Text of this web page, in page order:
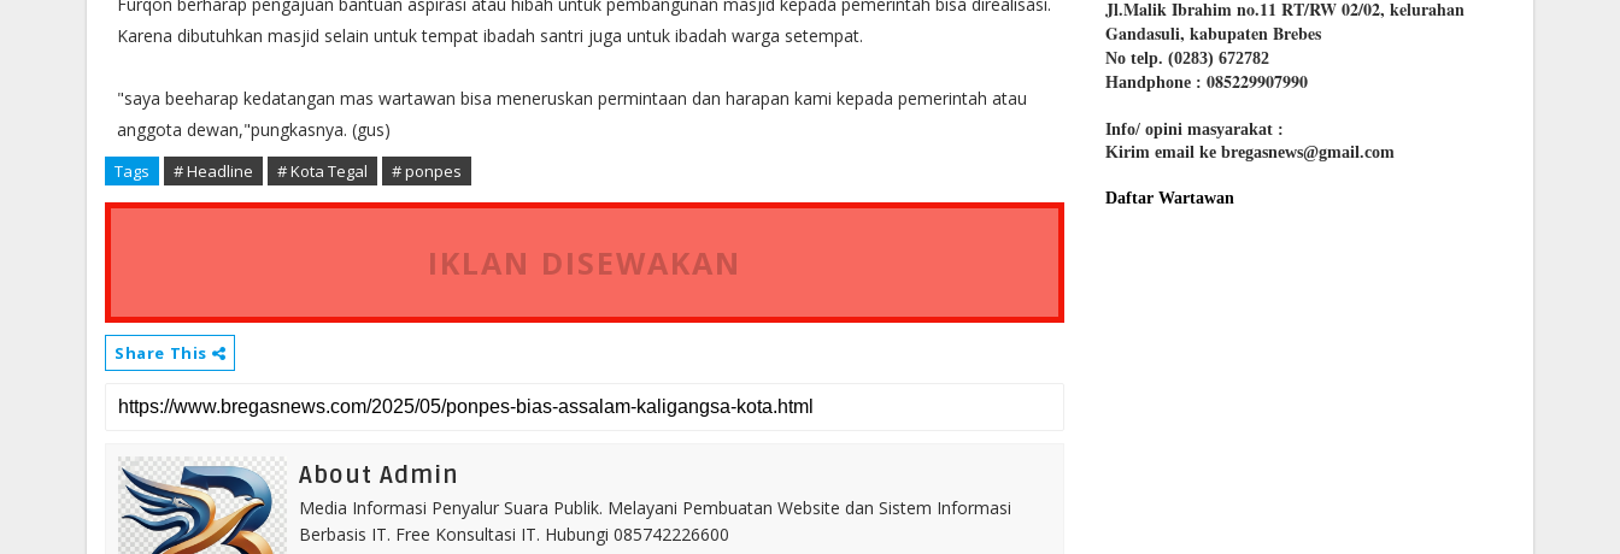
Karena dibutuhkan masjid selain untuk tempat ibadah santri juga untuk ibadah warga setempat.
"saya beeharap kedatangan mas wartawan bisa meneruskan permintaan dan harapan kami kepada pemerintah atau
anggota dewan,"pungkasnya. (gus)
Tags # Headline # Kota Tegal # ponpes
IKLAN DISEWAKAN
Share This
About Admin
Media Informasi Penyalur Suara Publik. Melayani Pembuatan Website dan Sistem Informasi
Berbasis IT. Free Konsultasi IT. Hubungi 085742226600
Jl.Malik Ibrahim no.11 RT/RW 02/02, kelurahan
Gandasuli, kabupaten Brebes
No telp. (0283) 672782
Handphone : 085229907990
Info/ opini masyarakat :
Kirim email ke bregasnews@gmail.com
Daftar Wartawan